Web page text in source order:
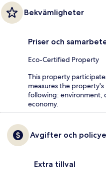
Bekvämligheter
Priser och
Eco-Certified Property
This property
measures the
following: environment,
economy.
Avgifter och
Extra tillval